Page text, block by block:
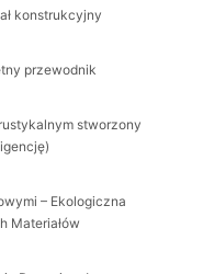
konstrukcyjny
przewodnik
stworzony
– Ekologiczna
Materiałów